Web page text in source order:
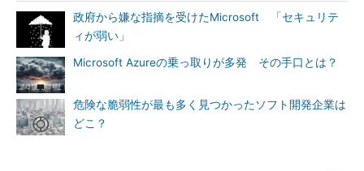
政府から嫌な指摘を受けたMicrosoft 「セキュリテ
ィが弱い」
Microsoft Azureの乗っ取りが多発 その手口とは？
危険な脆弱性が最も多く見つかったソフト開発企業は
どこ？